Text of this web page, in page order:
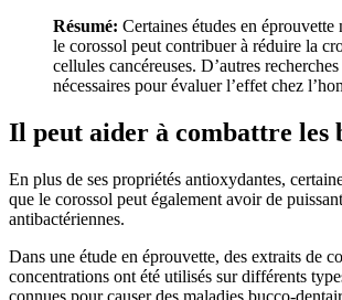
Résumé: Certaines études en éprouvette
le corossol peut contribuer à réduire la
cellules cancéreuses. D’autres
nécessaires pour évaluer l’effet chez
Il peut aider à combattre les
En plus de ses propriétés antioxydantes,
que le corossol peut également avoir de
antibactériennes.
Dans une étude en éprouvette, des extraits de
concentrations ont été utilisés sur différents
connues pour causer des maladies bucco-